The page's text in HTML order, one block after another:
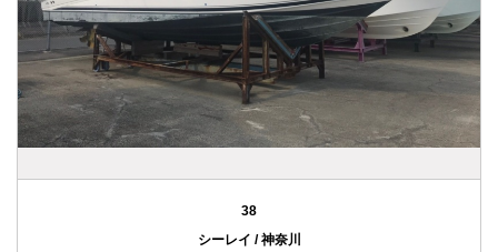
38
シーレイ / 神奈川